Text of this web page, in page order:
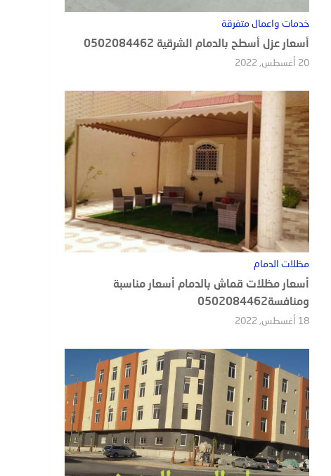
خدمات واعمال متفرقة
أسعار عزل أسطح بالدمام الشرقية 0502084462
20 أغسطس, 2022
مظلات الدمام
أسعار مظلات قماش بالدمام أسعار مناسبة
ومنافسة0502084462
18 أغسطس, 2022